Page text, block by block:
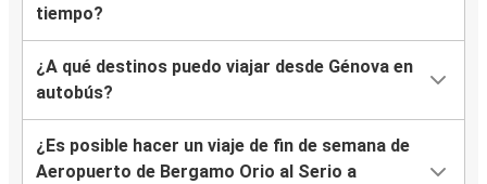
tiempo?
¿A qué destinos puedo viajar desde Génova en
autobús?
¿Es posible hacer un viaje de fin de semana de
Aeropuerto de Bergamo Orio al Serio a